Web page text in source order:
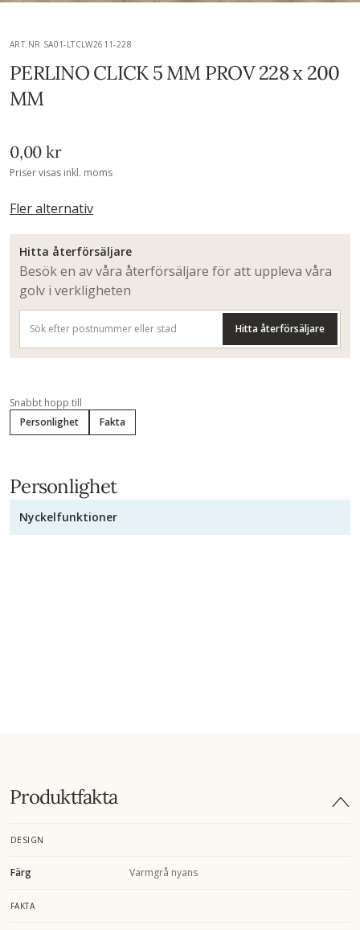
ART.NR SA01-LTCLW2611-228
PERLINO CLICK 5 MM PROV 228 x 200
MM
0,00 kr
Priser visas inkl. moms
Fler alternativ
Hitta återförsäljare
Besök en av våra återförsäljare för att uppleva våra
golv i verkligheten
Hitta återförsäljare
Snabbt hopp till
Personlighet
Fakta
Personlighet
Nyckelfunktioner
Produktfakta
DESIGN
Färg Varmgrå nyans
FAKTA